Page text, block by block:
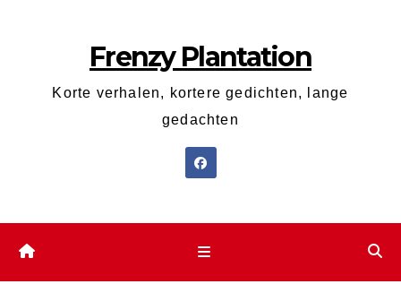
Frenzy Plantation
Korte verhalen, kortere gedichten, lange
gedachten